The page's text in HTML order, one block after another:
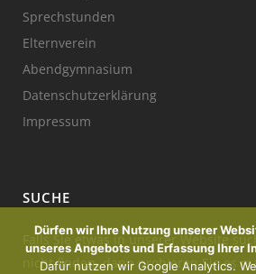
Sprechstunden
Elternverein
Abendgymnasium
Datenschutzerklärung
Impressum
SUCHE
Falls Sie etwas in unserer Website
nicht finden, dann probieren Sie es
Dürfen wir Ihre Nutzung unserer
unseres Angebots und Erfassung Ihrer
Dafür nutzen wir Google Analytics.